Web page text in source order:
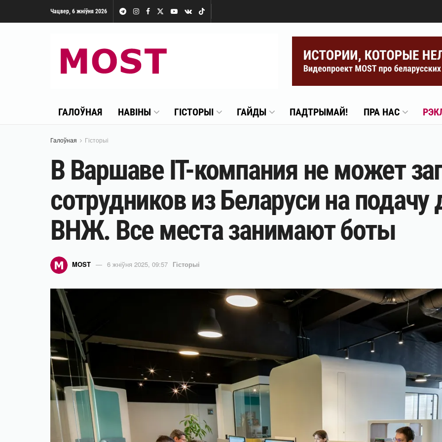
Чацвер, 6 жніўня 2026
ГАЛОЎНАЯ НАВІНЫ ГІСТОРЫІ ГАЙДЫ ПАДТРЫМАЙ! ПРА НАС
Галоўная Гісторыі
В Варшаве IT-компания не может
сотрудников из Беларуси на
ВНЖ. Все места занимают боты
MOST 6 жніўня 2025, 09:57 Гісторыі